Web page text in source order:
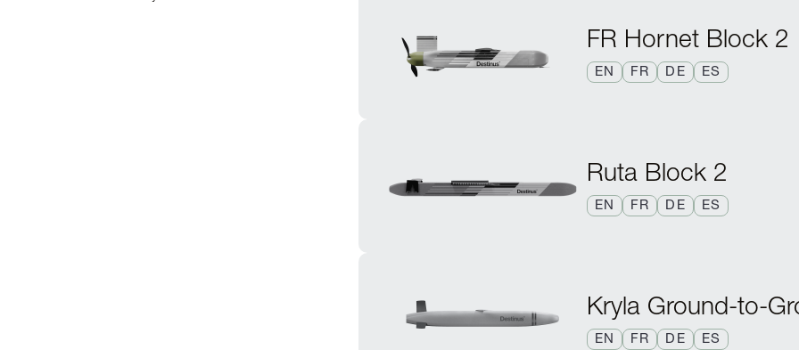
FR Hornet Block 2
EN FR DE ES
Ruta Block 2
EN FR DE ES
Kryla Ground-to-
EN FR DE ES